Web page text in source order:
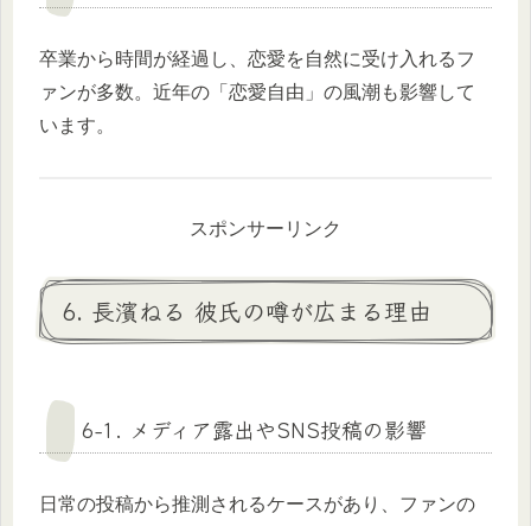
卒業から時間が経過し、恋愛を自然に受け入れるフ
ァンが多数。近年の「恋愛自由」の風潮も影響して
います。
スポンサーリンク
6. 長濱ねる 彼氏の噂が広まる理由
6-1. メディア露出やSNS投稿の影響
日常の投稿から推測されるケースがあり、ファンの